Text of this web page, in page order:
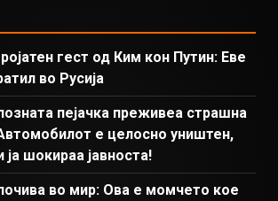
гест од Ким кон Путин: Еве
во Русија
пејачка преживеа страшна
е целосно уништен,
ја шокираа јавноста!
во мир: Ова е момчето кое